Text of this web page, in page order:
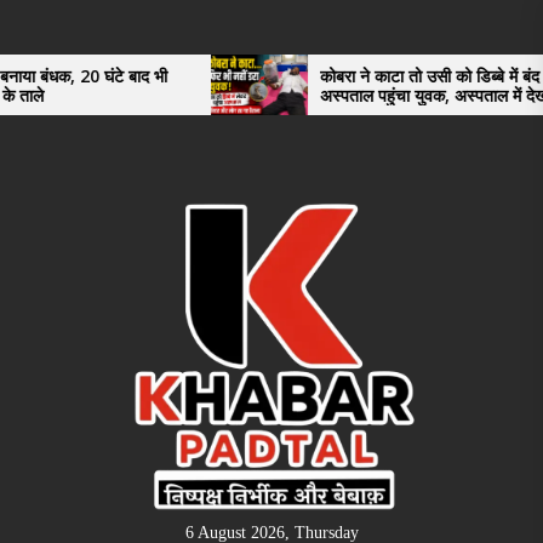
the
content
बाद भी
कोबरा ने काटा तो उसी को डिब्बे में बंद कर
अस्पताल पहुंचा युवक, अस्पताल में देखकर डॉक्टर
भी रह गए हैरान
6 August 2026, Thursday